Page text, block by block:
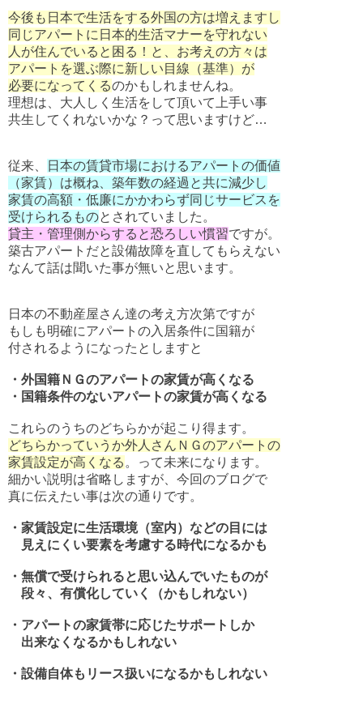
今後も日本で生活をする外国の方は増えますし
同じアパートに日本的生活マナーを守れない
人が住んでいると困る！と、お考えの方々は
アパートを選ぶ際に新しい目線（基準）が
必要になってくるのかもしれませんね。
理想は、大人しく生活をして頂いて上手い事
共生してくれないかな？って思いますけど…
従来、
日本の賃貸市場におけるアパートの価値
（家賃）は概ね、築年数の経過と共に減少し
家賃の高額・低廉にかかわらず同じサービスを
受けられるものとされていました。
貸主・管理側からすると恐ろしい慣習ですが。
築古アパートだと設備故障を直してもらえない
なんて話は聞いた事が無いと思います。
日本の不動産屋さん達の考え方次第ですが
もしも明確にアパートの入居条件に国籍が
付されるようになったとしますと
・外国籍ＮＧのアパートの家賃が高くなる
・国籍条件のないアパートの家賃が高くなる
これらのうちのどちらかが起こり得ます。
どちらかっていうか外人さんＮＧのアパートの
家賃設定が高くなる。って未来になります。
細かい説明は省略しますが、今回のブログで
真に伝えたい事は次の通りです。
・家賃設定に生活環境（室内）などの目には
見えにくい要素を考慮する時代になるかも
・無償で受けられると思い込んでいたものが
段々、有償化していく（かもしれない）
・アパートの家賃帯に応じたサポートしか
出来なくなるかもしれない
・設備自体もリース扱いになるかもしれない